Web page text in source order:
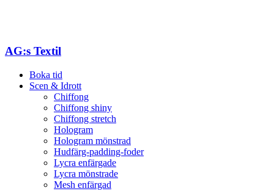
AG:s Textil
Boka tid
Scen & Idrott
Chiffong
Chiffong shiny
Chiffong stretch
Hologram
Hologram mönstrad
Hudfärg-padding-foder
Lycra enfärgade
Lycra mönstrade
Mesh enfärgad